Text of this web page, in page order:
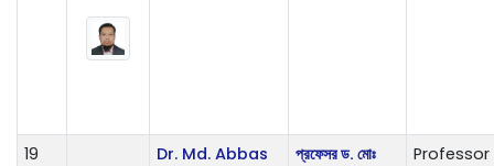
19
Dr. Md. Abbas
প্রফেসর ড. মোঃ
Professor